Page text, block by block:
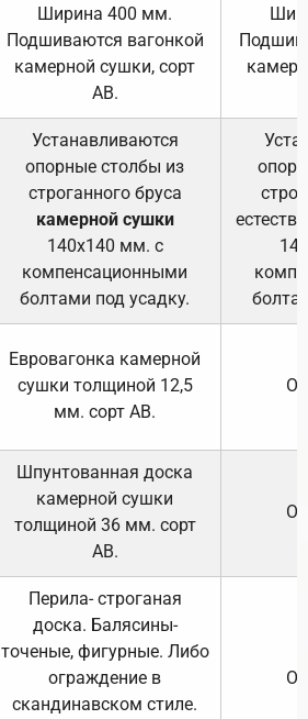
Ширина 400 мм.
Подшиваются вагонкой
камерной сушки, сорт
АВ.
Устанавливаются
опорные столбы из
строганного бруса
камерной сушки
140х140 мм. с
компенсационными
болтами под усадку.
Евровагонка камерной
сушки толщиной 12,5
мм. сорт АВ.
Шпунтованная доска
камерной сушки
толщиной 36 мм. сорт
АВ.
Перила- строганая
доска. Балясины-
точеные, фигурные. Либо
ограждение в
скандинавском стиле.